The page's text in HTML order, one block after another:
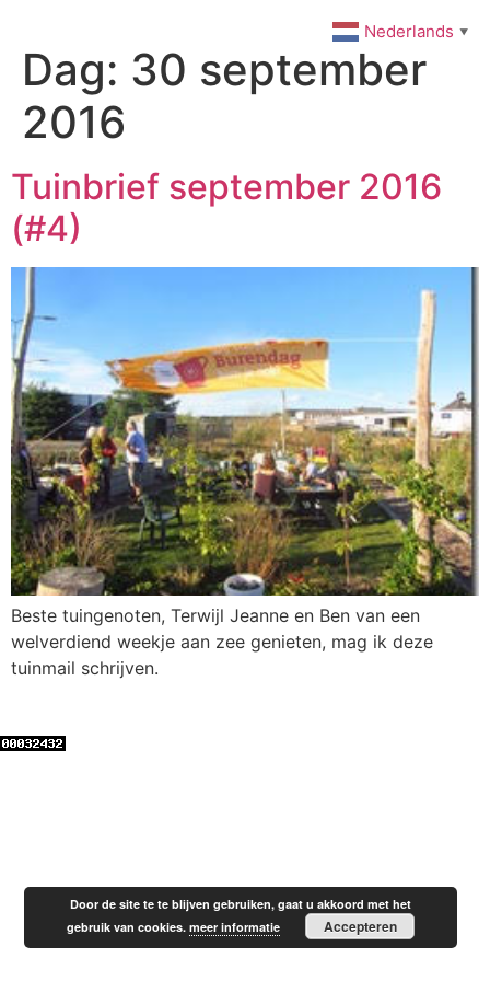
inhoudDag: 30 september
2016
Tuinbrief september 2016
(#4)
Beste tuingenoten, Terwijl Jeanne en Ben van een
welverdiend weekje aan zee genieten, mag ik deze
tuinmail schrijven.
Nederlands ▼
Door de site te te blijven gebruiken, gaat u akkoord met het
gebruik van cookies.meer informatie Accepteren